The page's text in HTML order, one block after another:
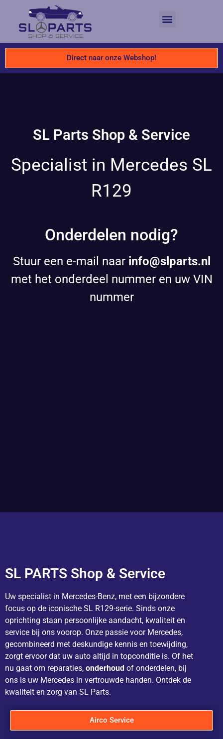
Direct naar onze Webshop!
SL Parts Shop & Service
Specialist in Mercedes SL
R129
Onderdelen nodig?
Stuur een e-mail naar info@slparts.nl
met het onderdeel nummer en uw VIN
nummer
SL PARTS Shop & Service
Uw specialist in Mercedes-Benz, met een bijzondere
focus op de iconische SL R129-serie. Sinds onze
oprichting staan persoonlijke aandacht, kwaliteit en
service bij ons voorop. Onze passie voor Mercedes,
gecombineerd met deskundige kennis en toewijding,
zorgt ervoor dat uw auto altijd in topconditie is. Of het
nu gaat om reparaties, onderhoud of onderdelen, bij
ons is uw Mercedes in vertrouwde handen. Ontdek de
kwaliteit en zorg van SL Parts.
Airco Service